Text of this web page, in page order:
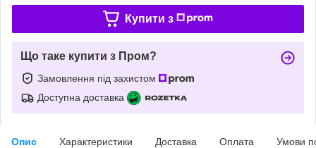
Купити з
Що таке купити з Пром?
Замовлення під захистом
Доступна доставка
Опис Характеристики Доставка Оплата Умови